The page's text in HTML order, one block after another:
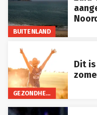
BUITENLAND
GEZONDHEID
Dit